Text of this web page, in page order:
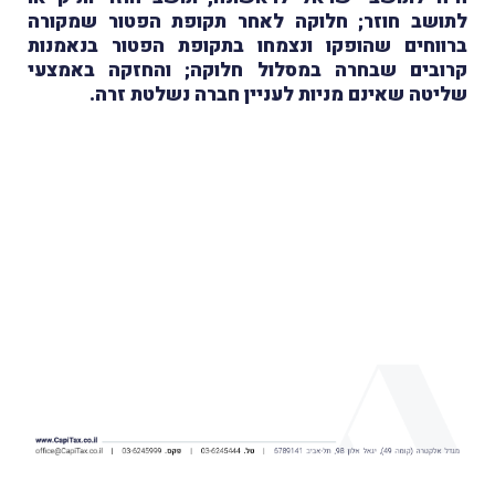
לתושב חוזר; חלוקה לאחר תקופת הפטור שמקורה
ברווחים שהופקו ונצמחו בתקופת הפטור בנאמנות
קרובים שבחרה במסלול חלוקה; והחזקה באמצעי
שליטה שאינם מניות לעניין חברה נשלטת זרה.